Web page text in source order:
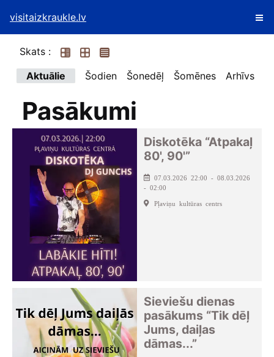
visitaizkraukle.lv
Skats :
Aktuālie
Šodien Šonedēļ Šomēnes Arhīvs
Pasākumi
Diskotēka “Atpakaļ
80', 90'”
07.03.2026 22:00 - 08.03.2026
- 02:00
Pļaviņu kultūras centrs
Sieviešu dienas
pasākums “Tik dēļ
Jums, daiļas
dāmas...”